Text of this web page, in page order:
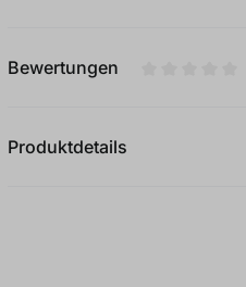
Bewertungen
Produktdetails